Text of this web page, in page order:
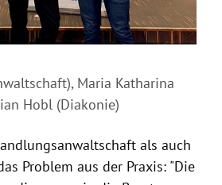
Maria Katharina
Hobl (Diakonie)
als auch
Problem aus der Praxis: "Die